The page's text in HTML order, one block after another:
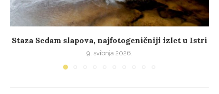
Staza Sedam slapova, najfotogeničniji izlet u Istri
9. svibnja 2026.